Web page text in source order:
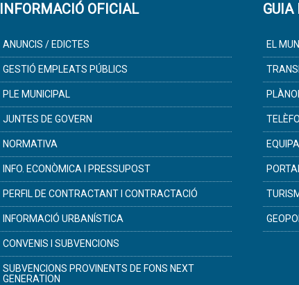
INFORMACIÓ OFICIAL
ANUNCIS / EDICTES
GESTIÓ EMPLEATS PÚBLICS
PLE MUNICIPAL
JUNTES DE GOVERN
NORMATIVA
INFO. ECONÒMICA I PRESSUPOST
PERFIL DE CONTRACTANT I CONTRACTACIÓ
INFORMACIÓ URBANÍSTICA
CONVENIS I SUBVENCIONS
SUBVENCIONS PROVINENTS DE FONS NEXT
GENERATION
GUIA
EL